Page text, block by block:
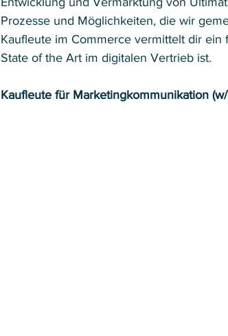
Prozesse und Möglichkeiten, die wir
Kaufleute im Commerce vermittelt dir
State of the Art im digitalen Vertrieb ist.
Kaufleute für Marketingkommunikation